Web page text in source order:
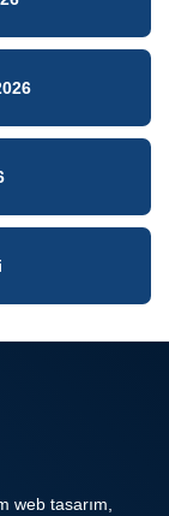
web tasarım,